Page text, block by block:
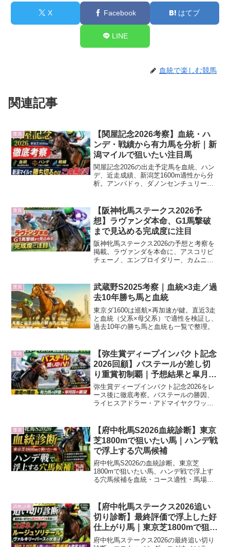
X Facebook はてブ
LINE
血統で楽しむ競馬
関連記事
重賞
【関屋記念2026考察】血統・ハ
ンデ・戦績から有力馬を分析｜新
潟マイルで狙いたい注目馬
関屋記念2026の出走予定馬を血統、ハン
デ、近走成績、新潟芝1600m適性から分
析。アンパドゥ、ダノンセンチュリー、
す。
重賞
【阪神牝馬ステークス2026予
想】ラヴァンダ本命、G1馬撃破
まで見込める完成度に注目
阪神牝馬ステークス2026の予想と考察を
掲載。ラヴァンダを本命に、アスコリピ
チェーノ、エンブロイダリー、カムニャ
重賞
武蔵野S2025考察｜血統×3走／過
去10年勝ち馬と血統
東京ダ1600は巡航×再加速が鍵。直近3走
と血統（父系×母父系）で適性を検証し、
過去10年の勝ち馬と血統も一覧で整理。
重賞
【弥生賞ディープインパクト記念
2026回顧】バステールが差し切
り重賞初制覇｜予想結果と皐月賞
への評価は？
弥生賞ディープインパクト記念2026をレ
ース後に徹底考察。バステールの勝因、
ライヒスアドラー・アドマイヤクワッズ
分かりやすく整理します。
重賞
【府中牝馬S2026血統診断】東京
芝1800mで狙いたい馬｜ハンデ戦
で浮上する穴馬候補
府中牝馬S2026の血統診断。東京芝
1800mで狙いたい馬、ハンデ戦で浮上す
る穴馬候補を血統・コース適性・馬場傾
調教診断
【府中牝馬ステークス2026追い
切り診断】最終評価で浮上した好
仕上がり馬｜東京芝1800mで狙い
たい穴馬候補
府中牝馬ステークス2026の最終追い切り